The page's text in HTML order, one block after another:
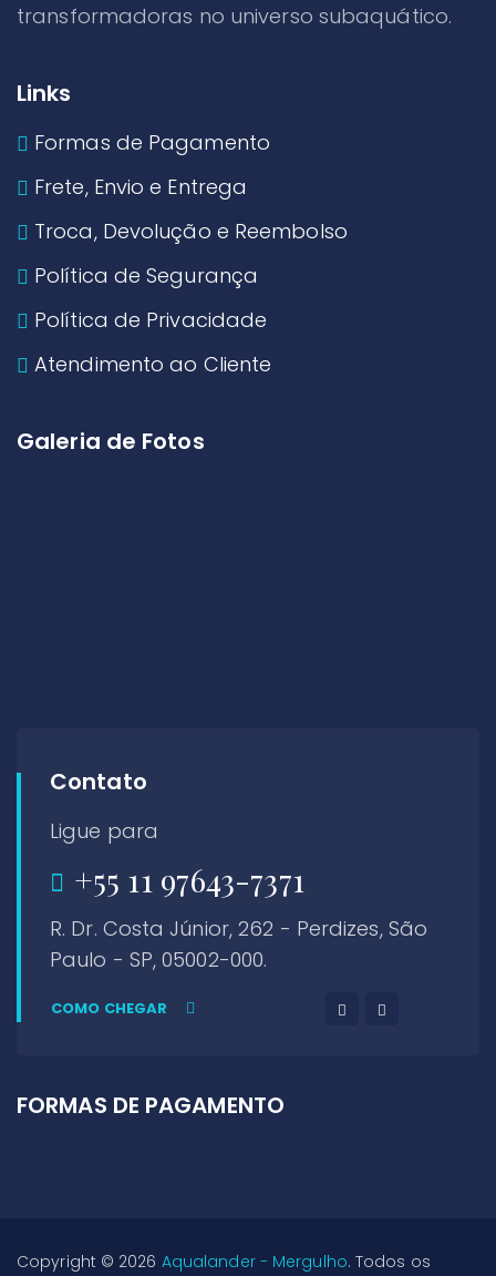
transformadoras no universo subaquático.
Links
Formas de Pagamento
Frete, Envio e Entrega
Troca, Devolução e Reembolso
Política de Segurança
Política de Privacidade
Atendimento ao Cliente
Galeria de Fotos
Contato
Ligue para
+55 11 97643-7371
R. Dr. Costa Júnior, 262 - Perdizes, São
Paulo - SP, 05002-000.
COMO CHEGAR
FORMAS DE PAGAMENTO
Copyright © 2026 Aqualander - Mergulho. Todos os